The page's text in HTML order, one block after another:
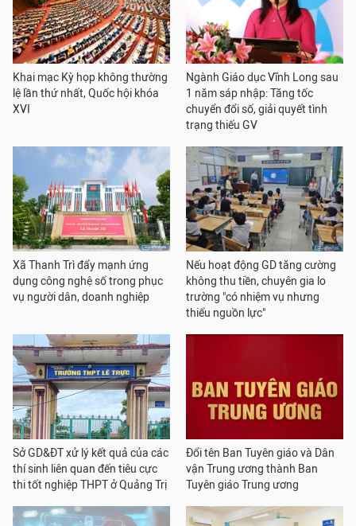
Khai mạc Kỳ họp không thường
lệ lần thứ nhất, Quốc hội khóa
XVI
Ngành Giáo dục Vĩnh Long sau
1 năm sáp nhập: Tăng tốc
chuyển đổi số, giải quyết tình
trạng thiếu GV
Xã Thanh Trì đẩy mạnh ứng
dụng công nghệ số trong phục
vụ người dân, doanh nghiệp
Nếu hoạt động GD tăng cường
không thu tiền, chuyên gia lo
trường "có nhiệm vụ nhưng
thiếu nguồn lực"
Sở GD&ĐT xử lý kết quả của các
thí sinh liên quan đến tiêu cực
thi tốt nghiệp THPT ở Quảng Trị
Đổi tên Ban Tuyên giáo và Dân
vận Trung ương thành Ban
Tuyên giáo Trung ương